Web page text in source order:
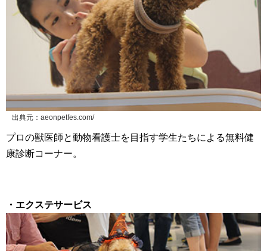
出典元：aeonpetfes.com/
プロの獣医師と動物看護士を目指す学生たちによる無料健
康診断コーナー。
・エクステサービス